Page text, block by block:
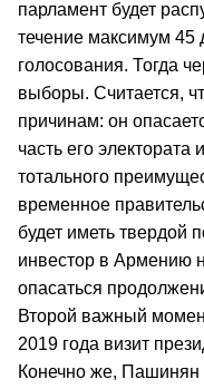
парламент будет
течение максимум 45
голосования. Тогда
выборы. Считается,
причинам: он
часть его электората
тотального
временное
будет иметь твердой
инвестор в Армению
опасаться
Второй важный
2019 года визит
Конечно же, Пашинян